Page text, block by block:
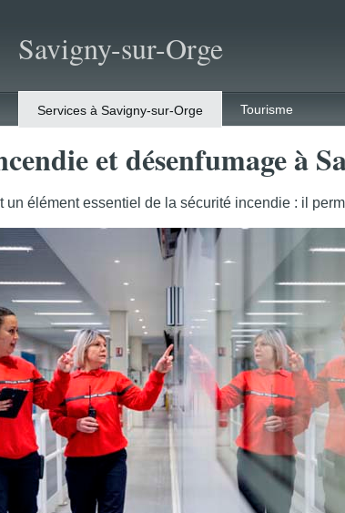
Savigny-sur-Orge
Services à Savigny-sur-Orge Tourisme
et désenfumage à
un élément essentiel de la sécurité incendie : il